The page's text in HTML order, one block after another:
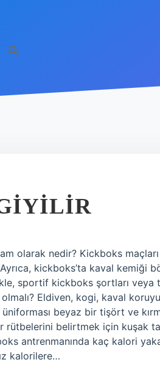
olarak nedir? Kickboks
kickboks’ta kaval kemiği
sportif kickboks şortları veya
Eldiven, kogi, kaval
beyaz bir tişört ve
rütbelerini belirtmek için kuşak
antrenmanında kaç kalori
kalorilere…